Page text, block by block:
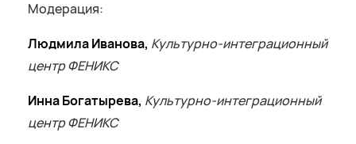
Модерация:
Людмила Иванова, Культурно-интеграционный
центр ФЕНИКС
Инна Богатырева, Культурно-интеграционный
центр ФЕНИКС